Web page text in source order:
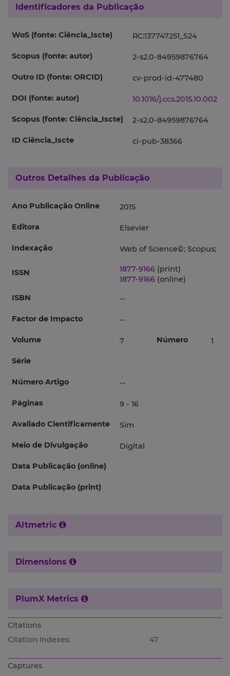
Identificadores da Publicação
WoS (fonte: Ciência_Iscte) RC:137747251_S24
Scopus (fonte: autor) 2-s2.0-84959876764
Outro ID (fonte: ORCID) cv-prod-id-477480
DOI (fonte: autor) 10.1016/j.ccs.2015.10.002
Scopus (fonte: Ciência_Iscte) 2-s2.0-84959876764
ID Ciência_Iscte ci-pub-38366
Outros Detalhes da Publicação
Ano Publicação Online 2015
Editora Elsevier
Indexação Web of Science©; Scopus;
ISSN 1877-9166 (print)
1877-9166 (online)
ISBN
--
Factor de Impacto --
Volume 7 Número 1
Série
Número Artigo --
Páginas 9 - 16
Avaliado Cientificamente Sim
Meio de Divulgação Digital
Data Publicação (online)
Data Publicação (print)
Altmetric
Dimensions
PlumX Metrics
Citations
Citation Indexes:
47
Captures